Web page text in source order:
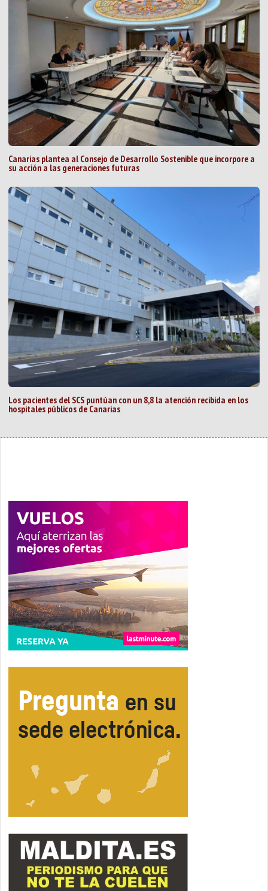
Canarias plantea al Consejo de Desarrollo Sostenible que incorpore a
su acción a las generaciones futuras
Los pacientes del SCS puntúan con un 8,8 la atención recibida en los
hospitales públicos de Canarias